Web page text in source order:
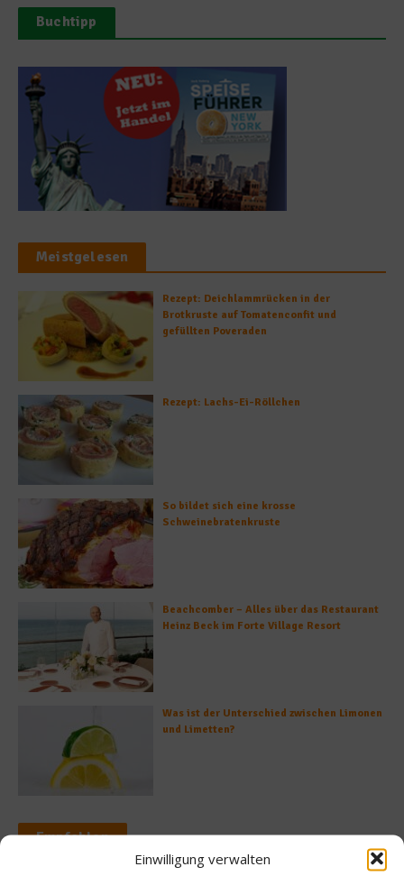
Einwilligung verwalten
Buchtipp
Meistgelesen
Rezept: Deichlammrücken in der
Brotkruste auf Tomatenconfit und
gefüllten Poveraden
Rezept: Lachs-Ei-Röllchen
So bildet sich eine krosse
Schweinebratenkruste
Beachcomber – Alles über das Restaurant
Heinz Beck im Forte Village Resort
Was ist der Unterschied zwischen Limonen
und Limetten?
Empfohlen